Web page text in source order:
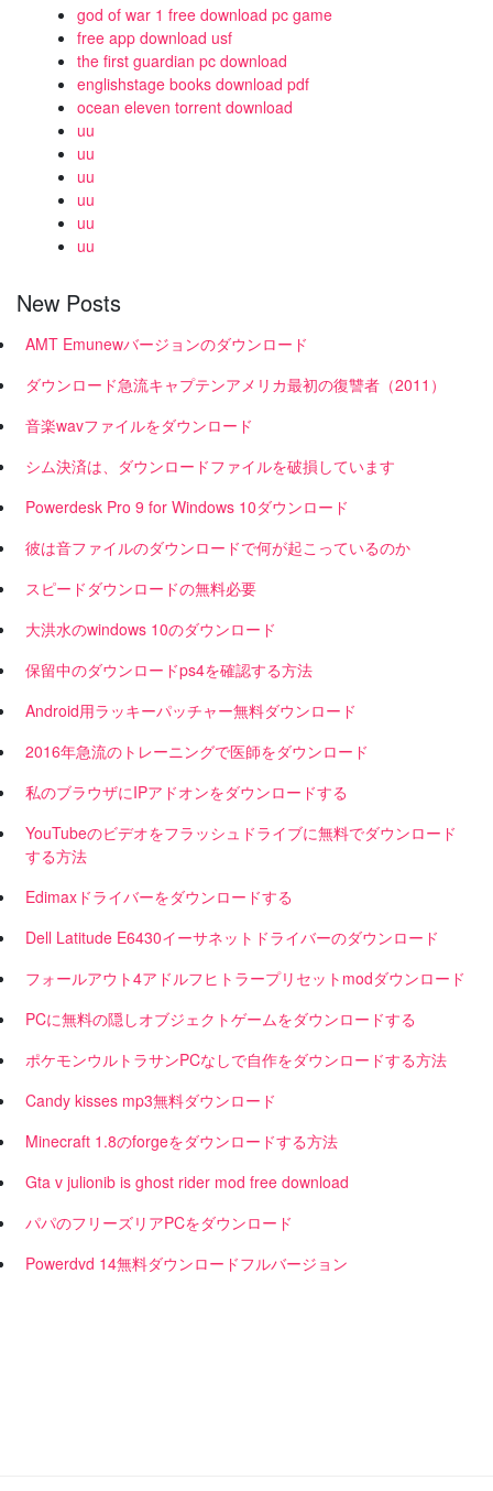
god of war 1 free download pc game
free app download usf
the first guardian pc download
englishstage books download pdf
ocean eleven torrent download
uu
uu
uu
uu
uu
uu
New Posts
AMT Emunewバージョンのダウンロード
ダウンロード急流キャプテンアメリカ最初の復讐者（2011）
音楽wavファイルをダウンロード
シム決済は、ダウンロードファイルを破損しています
Powerdesk Pro 9 for Windows 10ダウンロード
彼は音ファイルのダウンロードで何が起こっているのか
スピードダウンロードの無料必要
大洪水のwindows 10のダウンロード
保留中のダウンロードps4を確認する方法
Android用ラッキーパッチャー無料ダウンロード
2016年急流のトレーニングで医師をダウンロード
私のブラウザにIPアドオンをダウンロードする
YouTubeのビデオをフラッシュドライブに無料でダウンロード
する方法
Edimaxドライバーをダウンロードする
Dell Latitude E6430イーサネットドライバーのダウンロード
フォールアウト4アドルフヒトラープリセットmodダウンロード
PCに無料の隠しオブジェクトゲームをダウンロードする
ポケモンウルトラサンPCなしで自作をダウンロードする方法
Candy kisses mp3無料ダウンロード
Minecraft 1.8のforgeをダウンロードする方法
Gta v julionib is ghost rider mod free download
パパのフリーズリアPCをダウンロード
Powerdvd 14無料ダウンロードフルバージョン